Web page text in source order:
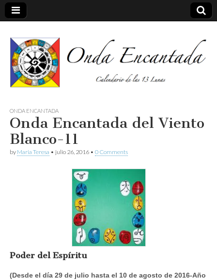
Onda
encantada
ONDA ENCANTADA
Onda Encantada del Viento
Blanco-11
by Maria Teresa • julio 26, 2016 • 0 Comments
Poder del Espíritu
(Desde el día 29 de julio hasta el 10 de agosto de 2016-Año